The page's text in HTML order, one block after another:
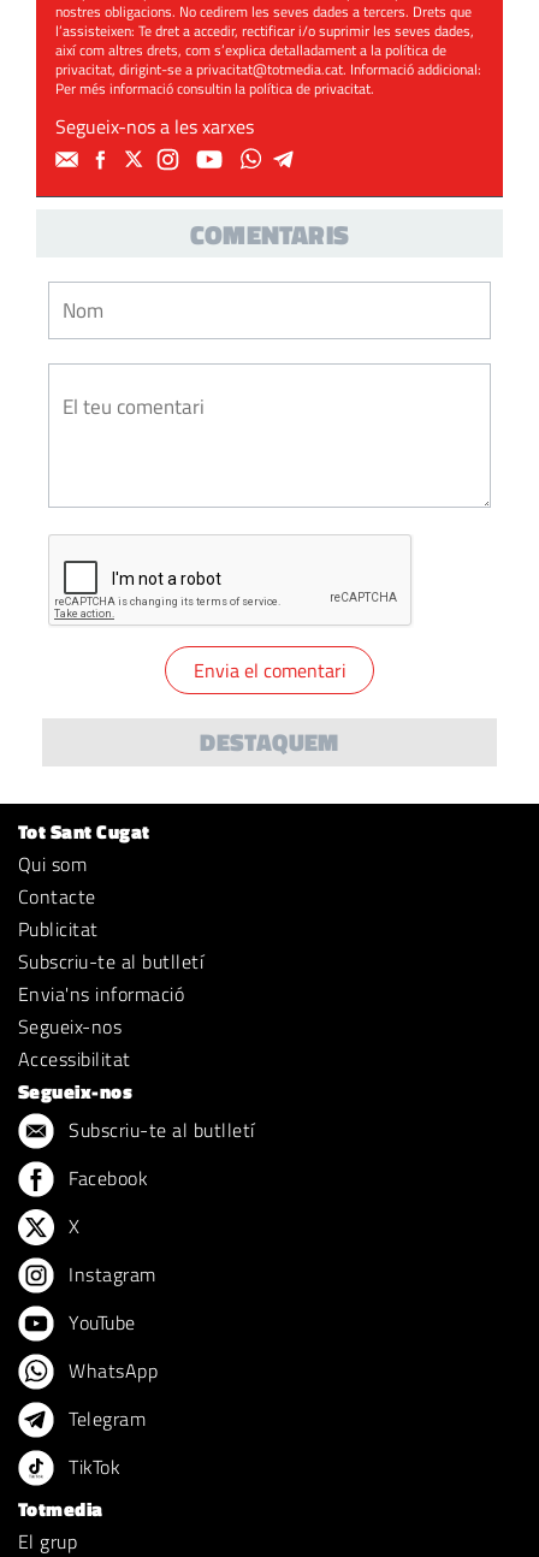
nostres obligacions. No cedirem les seves dades a tercers. Drets que
l’assisteixen: Te dret a accedir, rectificar i/o suprimir les seves dades,
així com altres drets, com s’explica detalladament a la política de
privacitat, dirigint-se aprivacitat@totmedia.cat. Informació addicional:
Per més informació consultin lapolítica de privacitat.
Segueix-nos a les xarxes
COMENTARIS
DESTAQUEM
Tot Sant Cugat
Qui som
Contacte
Publicitat
Subscriu-te al butlletí
Envia'ns informació
Segueix-nos
Accessibilitat
Segueix-nos
Subscriu-te al butlletí
Facebook
X
Instagram
YouTube
WhatsApp
Telegram
TikTok
Totmedia
El grup